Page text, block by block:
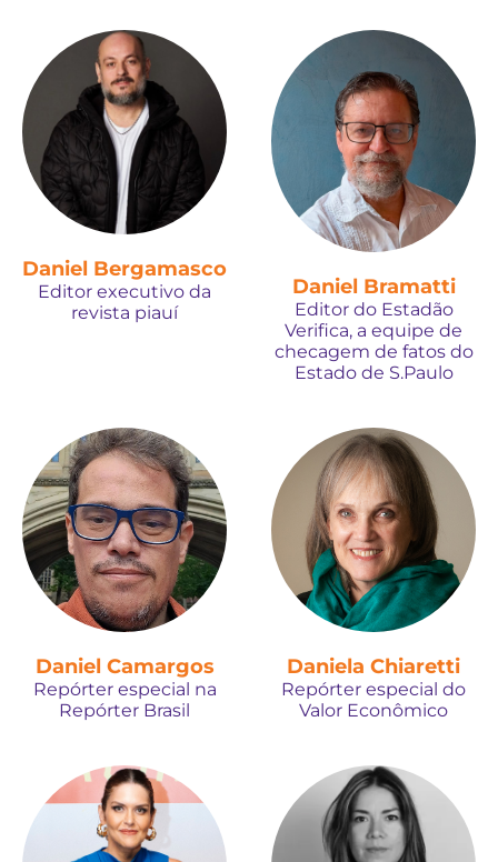
Daniel Bergamasco
Editor executivo da
revista piauí
Daniel Bramatti
Editor do Estadão
Verifica, a equipe de
checagem de fatos do
Estado de S.Paulo
Daniel Camargos
Repórter especial na
Repórter Brasil
Daniela Chiaretti
Repórter especial do
Valor Econômico